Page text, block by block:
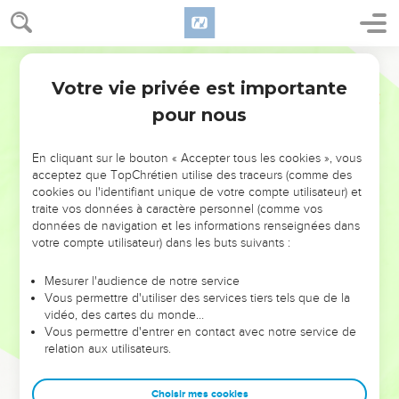
NE MANQUEZ PAS L’ÉVÉNEMENT
DE L’ANNÉE !
ET SI LEURS ERREURS POUVAIENT VOUS ÉVITER LES
VOTRES ?
leur foi ou leur vision. Mais on voit moins les doutes, les erreurs
et les saisons difficiles qu'ils ont traversés, alors même que ce
sont elles qui les ont façonnés.
Dans cette conférence, leaders, entrepreneurs, et responsables
clés pour avancer avec plus de sagesse afin que leurs erreurs
Votre vie privée est importante
pour nous
En cliquant sur le bouton « Accepter tous les cookies », vous
acceptez que TopChrétien utilise des traceurs (comme des
cookies ou l'identifiant unique de votre compte utilisateur) et
traite vos données à caractère personnel (comme vos
données de navigation et les informations renseignées dans
votre compte utilisateur) dans les buts suivants :
Mesurer l'audience de notre service
Vous permettre d'utiliser des services tiers tels que de la
vidéo, des cartes du monde…
Vous permettre d'entrer en contact avec notre service de
relation aux utilisateurs.
Choisir mes cookies